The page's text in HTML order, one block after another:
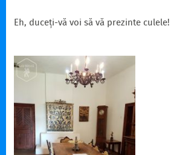
Eh, duceți-vă voi să vă prezinte culele!